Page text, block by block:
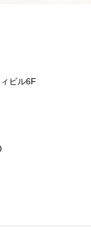
ビル6F